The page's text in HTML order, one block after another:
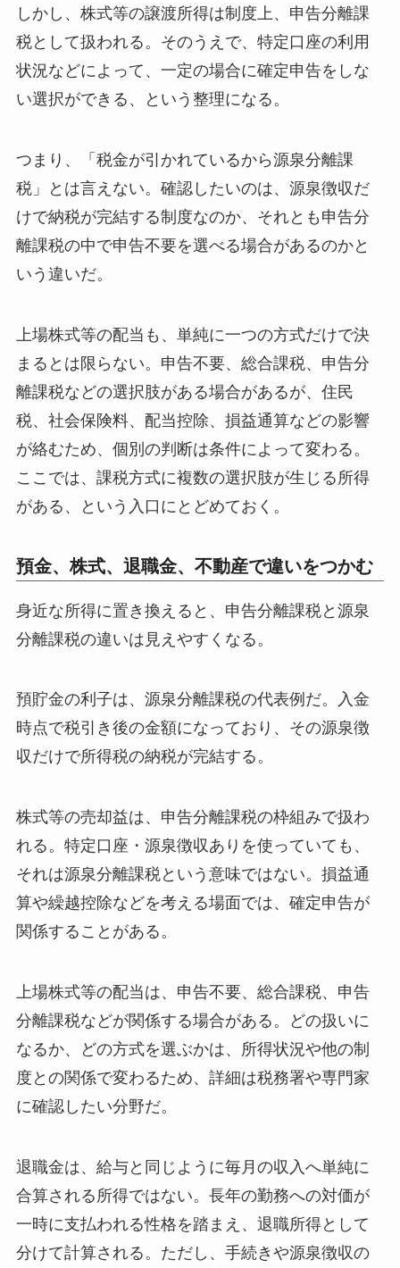
しかし、株式等の譲渡所得は制度上、申告分離課
税として扱われる。そのうえで、特定口座の利用
状況などによって、一定の場合に確定申告をしな
い選択ができる、という整理になる。
つまり、「税金が引かれているから源泉分離課
税」とは言えない。確認したいのは、源泉徴収だ
けで納税が完結する制度なのか、それとも申告分
離課税の中で申告不要を選べる場合があるのかと
いう違いだ。
上場株式等の配当も、単純に一つの方式だけで決
まるとは限らない。申告不要、総合課税、申告分
離課税などの選択肢がある場合があるが、住民
税、社会保険料、配当控除、損益通算などの影響
が絡むため、個別の判断は条件によって変わる。
ここでは、課税方式に複数の選択肢が生じる所得
がある、という入口にとどめておく。
預金、株式、退職金、不動産で違いをつかむ
身近な所得に置き換えると、申告分離課税と源泉
分離課税の違いは見えやすくなる。
預貯金の利子は、源泉分離課税の代表例だ。入金
時点で税引き後の金額になっており、その源泉徴
収だけで所得税の納税が完結する。
株式等の売却益は、申告分離課税の枠組みで扱わ
れる。特定口座・源泉徴収ありを使っていても、
それは源泉分離課税という意味ではない。損益通
算や繰越控除などを考える場面では、確定申告が
関係することがある。
上場株式等の配当は、申告不要、総合課税、申告
分離課税などが関係する場合がある。どの扱いに
なるか、どの方式を選ぶかは、所得状況や他の制
度との関係で変わるため、詳細は税務署や専門家
に確認したい分野だ。
退職金は、給与と同じように毎月の収入へ単純に
合算される所得ではない。長年の勤務への対価が
一時に支払われる性格を踏まえ、退職所得として
分けて計算される。ただし、手続きや源泉徴収の